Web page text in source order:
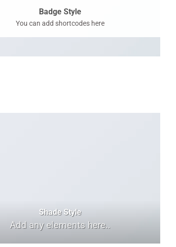
Badge Style
You can add shortcodes here
Shade Style
Add any elements here..